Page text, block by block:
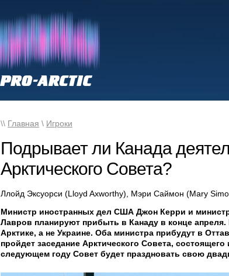
\\ Главная \ Игроки
Подрывает ли Канада
Арктического Совета?
Ллойд Эксуорси (Lloyd Axworthy), Мэри Саймон (Mary
Министр иностранных дел США Джон Керри и
Лавров планируют прибыть в Канаду в конце
Арктике, а не Украине. Оба министра прибудут в
пройдет заседание Арктического Совета,
следующем году Совет будет праздновать свою